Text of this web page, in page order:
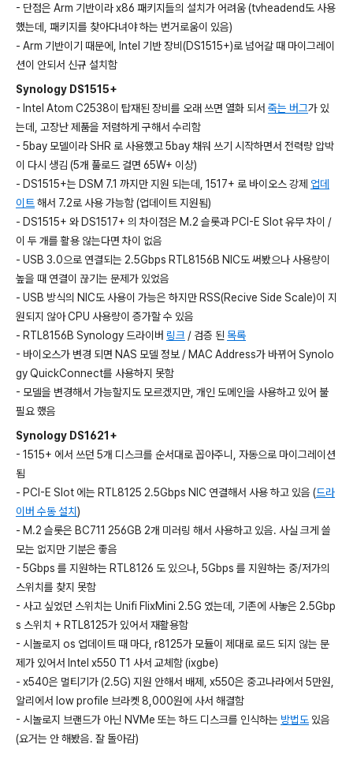
- 단점은 Arm 기반이라 x86 패키지들의 설치가 어려움 (tvheadend도 사용
했는데, 패키지를 찾아다녀야 하는 번거로움이 있음)
- Arm 기반이기 때문에, Intel 기반 장비(DS1515+)로 넘어갈 때 마이그레이
션이 안되서 신규 설치함
Synology DS1515+
- Intel Atom C2538이 탑재된 장비를 오래 쓰면 열화 되서 죽는 버그가 있
는데, 고장난 제품을 저렴하게 구해서 수리함
- 5bay 모델이라 SHR 로 사용했고 5bay 채워 쓰기 시작하면서 전력량 압박
이 다시 생김 (5개 풀로드 걸면 65W+ 이상)
- DS1515+는 DSM 7.1 까지만 지원 되는데, 1517+ 로 바이오스 강제 업데
이트 해서 7.2로 사용 가능함 (업데이트 지원됨)
- DS1515+ 와 DS1517+ 의 차이점은 M.2 슬롯과 PCI-E Slot 유무 차이 /
이 두 개를 활용 않는다면 차이 없음
- USB 3.0으로 연결되는 2.5Gbps RTL8156B NIC도 써봤으나 사용량이
높을 때 연결이 끊기는 문제가 있었음
- USB 방식의 NIC도 사용이 가능은 하지만 RSS(Recive Side Scale)이 지
원되지 않아 CPU 사용량이 증가할 수 있음
- RTL8156B Synology 드라이버 링크 / 검증 된 목록
- 바이오스가 변경 되면 NAS 모델 정보 / MAC Address가 바뀌어 Synolo
gy QuickConnect를 사용하지 못함
- 모델을 변경해서 가능할지도 모르겠지만, 개인 도메인을 사용하고 있어 불
필요 했음
Synology DS1621+
- 1515+ 에서 쓰던 5개 디스크를 순서대로 꼽아주니, 자동으로 마이그레이션
됨
- PCI-E Slot 에는 RTL8125 2.5Gbps NIC 연결해서 사용 하고 있음 (드라
이버 수동 설치 )
- M.2 슬롯은 BC711 256GB 2개 미러링 해서 사용하고 있음. 사실 크게 쓸
모는 없지만 기분은 좋음
- 5Gbps 를 지원하는 RTL8126 도 있으나, 5Gbps 를 지원하는 중/저가의
스위치를 찾지 못함
- 사고 싶었던 스위치는 Unifi FlixMini 2.5G 였는데, 기존에 사놓은 2.5Gbp
s 스위치 + RTL8125가 있어서 재활용함
- 시놀로지 os 업데이트 때 마다, r8125가 모듈이 제대로 로드 되지 않는 문
제가 있어서 Intel x550 T1 사서 교체함 (ixgbe)
- x540은 멀티기가 (2.5G) 지원 안해서 배제, x550은 중고나라에서 5만원,
알리에서 low profile 브라켓 8,000원에 사서 해결함
- 시놀로지 브랜드가 아닌 NVMe 또는 하드 디스크를 인식하는 방법도 있음
(요거는 안 해봤음. 잘 돌아감)